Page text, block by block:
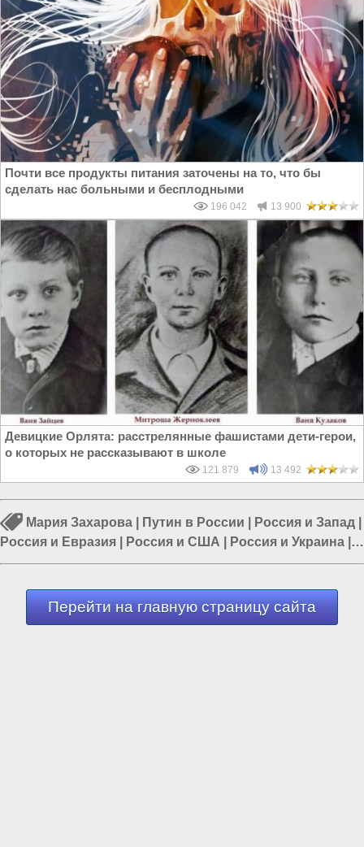
Почти все продукты питания заточены на то, что бы
сделать нас больными и бесплодными
196 042 13 900
Девицкие Орлята: расстрелянные фашистами дети-герои,
о которых не рассказывают в школе
121 879 13 492
Мария Захарова Путин в России Россия и Запад
Россия и Евразия
Россия и США Россия и Украина
Украина и США
Перейти на главную страницу сайта